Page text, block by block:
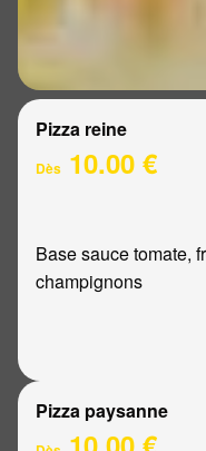
Pizza reine
Dès 10.00 €
Base sauce tomate,
champignons
Pizza paysanne